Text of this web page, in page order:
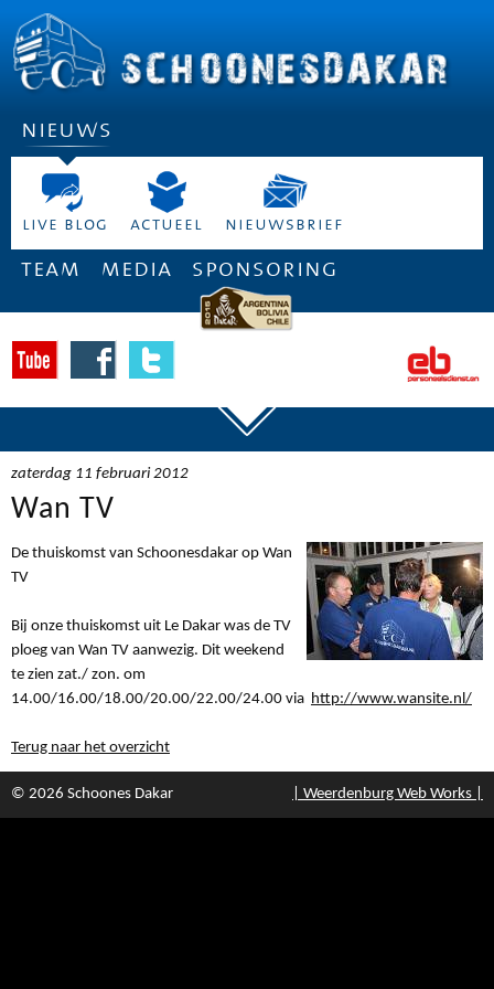
nieuws
live blog actueel nieuwsbrief
team media sponsoring
zaterdag 11 februari 2012
Wan TV
De thuiskomst van Schoonesdakar op Wan
TV
Bij onze thuiskomst uit Le Dakar was de TV
ploeg van Wan TV aanwezig. Dit weekend
te zien zat./ zon. om
14.00/16.00/18.00/20.00/22.00/24.00 via http://www.wansite.nl/
Terug naar het overzicht
© 2026 Schoones Dakar | Weerdenburg Web Works |